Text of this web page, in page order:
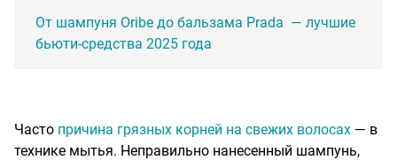
От шампуня Oribe до бальзама Prada — лучшие
бьюти-средства 2025 года
Часто причина грязных корней на свежих волосах — в
технике мытья. Неправильно нанесенный шампунь,